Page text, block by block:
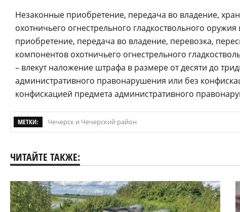
Незаконные приобретение, передача во владение,
охотничьего огнестрельного гладкоствольного
приобретение, передача во владение, перевозка,
компонентов охотничьего огнестрельного
– влекут наложение штрафа в размере от десяти до
административного правонарушения или без
конфискацией предмета административного
МЕТКИ: Чечерск и Чечерский район
ЧИТАЙТЕ ТАКЖЕ: